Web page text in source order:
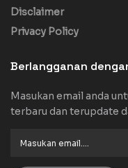
Disclaimer
Privacy Policy
Berlangganan
Masukan email anda
terbaru dan terupdate